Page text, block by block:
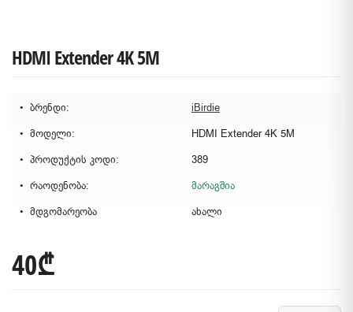
HDMI Extender 4K 5M
ბრენდი:
iBirdie
მოდელი:
HDMI Extender 4K 5M
პროდუქტის კოდი:
389
რაოდენობა:
მარაგშია
მდგომარეობა
ახალი
40₾